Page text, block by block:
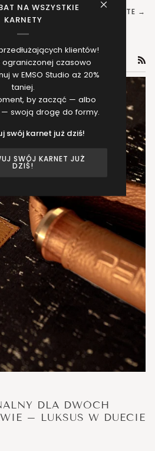
PUBLICACIÓN MÁS RECIENTE →
DLA DWÓCH
– LUKSUS W DUECIE
NA WSZYSTKIE
KARNETY
klientów!
ograniczonej czasowo
w EMSO Studio aż 20%
taniej.
by zacząć — albo
swoją drogę do formy.
swój karnet już dziś!
SWÓJ KARNET JUŻ
DZIŚ!